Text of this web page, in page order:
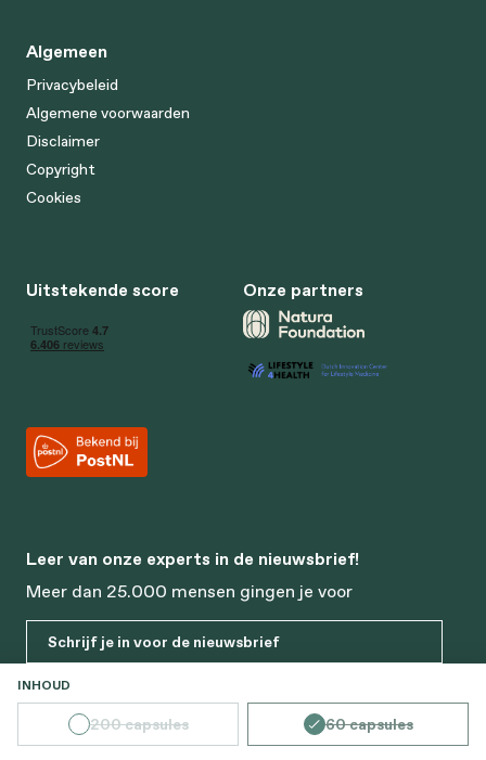
SELECTEER
INHOUD
200 capsules
(Deze optie is momenteel niet beschikbaar.)
60 capsules
(Deze optie is
Algemeen
Privacybeleid
Algemene voorwaarden
Disclaimer
Copyright
Cookies
Uitstekende score Onze partners
Leer van onze experts in de nieuwsbrief!
Meer dan 25.000 mensen gingen je voor
Schrijf je in voor de nieuwsbrief